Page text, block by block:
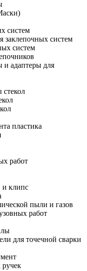
систем
заклепочных систем
систем
адаптеры для
стекол
пластика
работ
клипс
пыли и газов
работ
для точечной сварки